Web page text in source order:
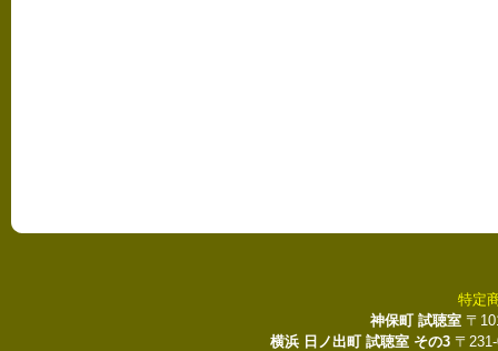
特定
神保町 試聴室 〒
横浜 日ノ出町 試聴室 その3 〒